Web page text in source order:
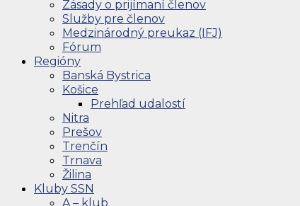
Zásady o prijímaní členov
Služby pre členov
Medzinárodný preukaz (IFJ)
Fórum
Regióny
Banská Bystrica
Košice
Prehľad udalostí
Nitra
Prešov
Trenčín
Trnava
Žilina
Kluby SSN
A – klub